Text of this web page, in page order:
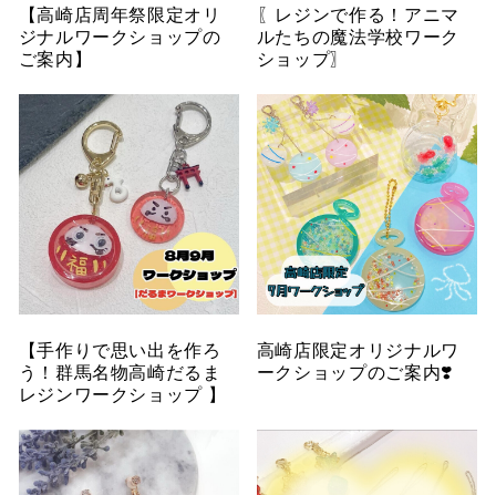
【高崎店周年祭限定オリ
ジナルワークショップの
ご案内】
〖レジンで作る！アニマ
ルたちの魔法学校ワーク
ショップ〗
【手作りで思い出を作ろ
う！群馬名物高崎だるま
レジンワークショップ 】
高崎店限定オリジナルワ
ークショップのご案内❣️